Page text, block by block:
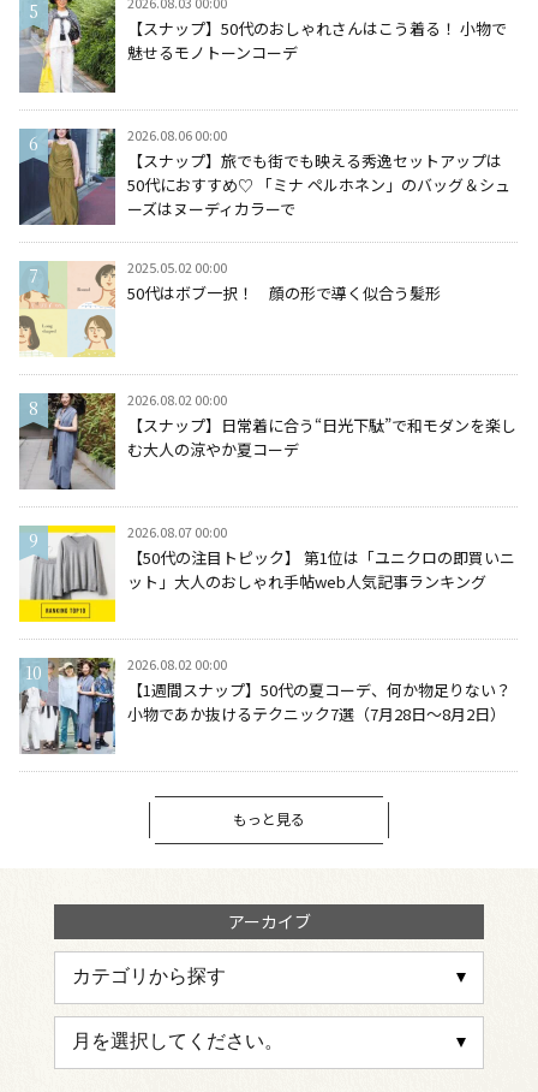
【スナップ】50代のおしゃれさんはこう着る！ 小物で
魅せるモノトーンコーデ
2026.08.06 00:00
【スナップ】旅でも街でも映える秀逸セットアップは
50代におすすめ♡ 「ミナ ペルホネン」のバッグ＆シュ
ーズはヌーディカラーで
2025.05.02 00:00
50代はボブ一択！ 顔の形で導く似合う髪形
2026.08.02 00:00
【スナップ】日常着に合う“日光下駄”で和モダンを楽し
む大人の涼やか夏コーデ
2026.08.07 00:00
【50代の注目トピック】 第1位は「ユニクロの即買いニ
ット」大人のおしゃれ手帖web人気記事ランキング
2026.08.02 00:00
【1週間スナップ】50代の夏コーデ、何か物足りない？
小物であか抜けるテクニック7選（7月28日～8月2日）
もっと見る
アーカイブ